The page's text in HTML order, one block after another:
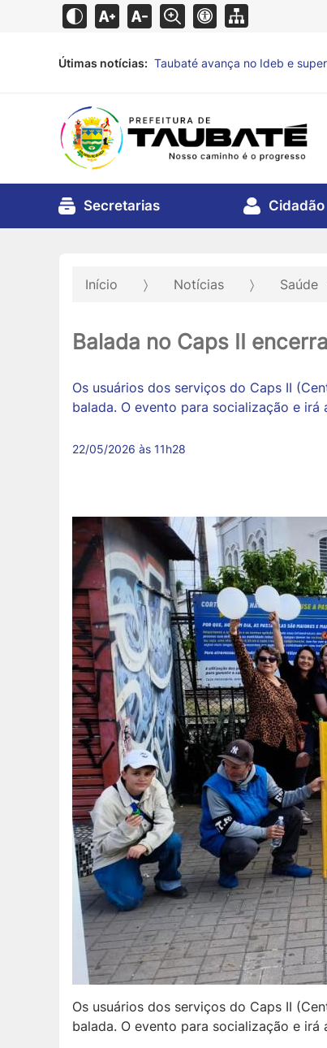
Útimas notícias: Defesa Civil de Taubaté alerta
Secretarias Cidadão
Início Notícias Saúde
Balada no Caps II
Os usuários dos serviços do Caps II
balada. O evento para socialização e
22/05/2026 às 11h28
Os usuários dos serviços do Caps II
balada. O evento para socialização e